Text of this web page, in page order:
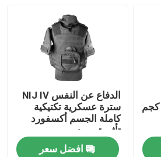
الباليستي العسكري 3 كجم
الدفاع عن النفس NIJ IV
سترة عسكرية تكتيكية
كاملة الجسم أكسفورد
تأثير توسيد
افضل سعر